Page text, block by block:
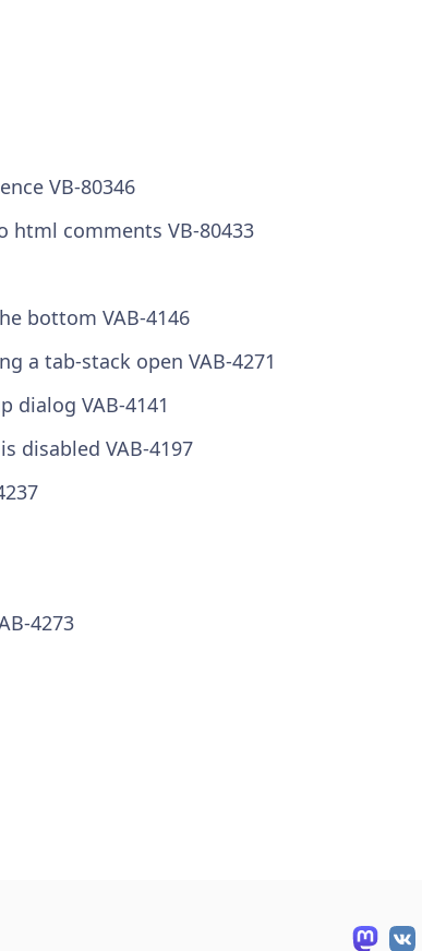
VB-80346
html comments VB-80433
bottom VAB-4146
a tab-stack open VAB-4271
dialog VAB-4141
disabled VAB-4197
4273